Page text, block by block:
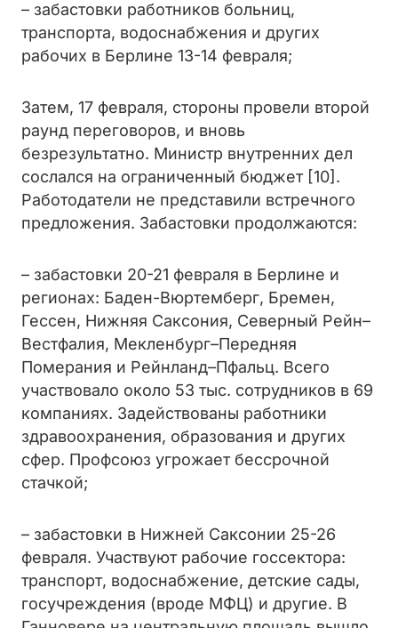
– забастовки работников больниц,
транспорта, водоснабжения и других
рабочих в Берлине 13-14 февраля;
Затем, 17 февраля, стороны провели второй
раунд переговоров, и вновь
безрезультатно. Министр внутренних дел
сослался на ограниченный бюджет [10].
Работодатели не представили встречного
предложения. Забастовки продолжаются:
– забастовки 20-21 февраля в Берлине и
регионах: Баден-Вюртемберг, Бремен,
Гессен, Нижняя Саксония, Северный Рейн–
Вестфалия, Мекленбург–Передняя
Померания и Рейнланд–Пфальц. Всего
участвовало около 53 тыс. сотрудников в 69
компаниях. Задействованы работники
здравоохранения, образования и других
сфер. Профсоюз угрожает бессрочной
стачкой;
– забастовки в Нижней Саксонии 25-26
февраля. Участвуют рабочие госсектора:
транспорт, водоснабжение, детские сады,
госучреждения (вроде МФЦ) и другие. В